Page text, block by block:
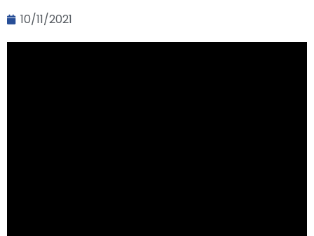
10/11/2021